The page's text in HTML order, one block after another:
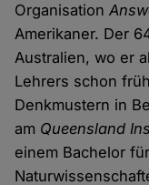
Organisation
Amerikaner. Der
Australien, wo er
Lehrers schon
Denkmustern in
am Queensland
einem Bachelor